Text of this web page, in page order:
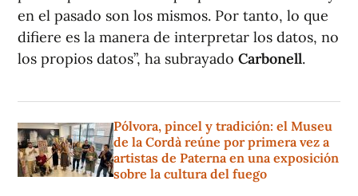
en el pasado son los mismos. Por tanto, lo que
difiere es la manera de interpretar los datos, no
los propios datos”, ha subrayado Carbonell.
Pólvora, pincel y tradición: el Museu
de la Cordà reúne por primera vez a
artistas de Paterna en una exposición
sobre la cultura del fuego